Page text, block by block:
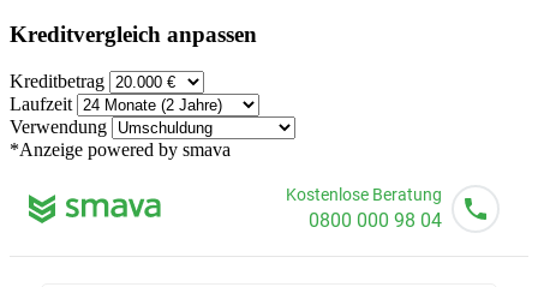
Kreditvergleich anpassen
Kreditbetrag
Laufzeit
Verwendung
*Anzeige powered by smava